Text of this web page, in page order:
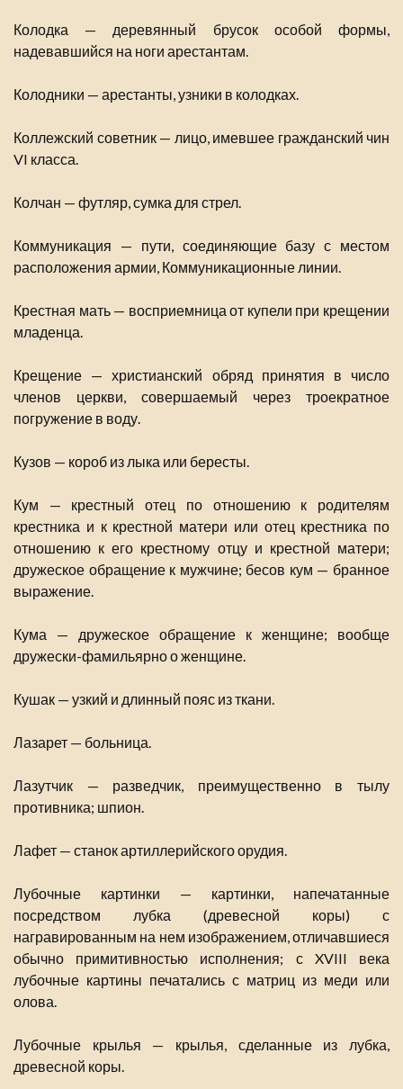
Колодка — деревянный брусок особой формы,
надевавшийся на ноги арестантам.
Колодники — арестанты, узники в колодках.
Коллежский советник — лицо, имевшее гражданский чин
VI класса.
Колчан — футляр, сумка для стрел.
Коммуникация — пути, соединяющие базу с местом
расположения армии, Коммуникационные линии.
Крестная мать — восприемница от купели при крещении
младенца.
Крещение — христианский обряд принятия в число
членов церкви, совершаемый через троекратное
погружение в воду.
Кузов — короб из лыка или бересты.
Кум — крестный отец по отношению к родителям
крестника и к крестной матери или отец крестника по
отношению к его крестному отцу и крестной матери;
дружеское обращение к мужчине; бесов кум — бранное
выражение.
Кума — дружеское обращение к женщине; вообще
дружески-фамильярно о женщине.
Кушак — узкий и длинный пояс из ткани.
Лазарет — больница.
Лазутчик — разведчик, преимущественно в тылу
противника; шпион.
Лафет — станок артиллерийского орудия.
Лубочные картинки — картинки, напечатанные
посредством лубка (древесной коры) с
награвированным на нем изображением, отличавшиеся
обычно примитивностью исполнения; с XVIII века
лубочные картины печатались с матриц из меди или
олова.
Лубочные крылья — крылья, сделанные из лубка,
древесной коры.